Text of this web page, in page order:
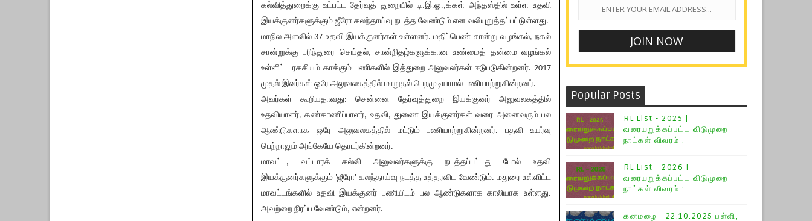
கல்வித்துறைக்கு உட்பட்ட தேர்வுத் துறையில் டி.இ.ஓ.,க்கள் அந்தஸ்தில் உள்ள உதவி
இயக்குனர்களுக்கும் ஜீரோ கலந்தாய்வு நடத்த வேண்டும் என வலியுறுத்தப்பட்டுள்ளது.
மாநில அளவில் 37 உதவி இயக்குனர்கள் உள்ளனர். மதிப்பெண் சான்று வழங்கல், நகல்
சான்றுக்கு பரிந்துரை செய்தல், சான்றிதழ்களுக்கான உண்மைத் தன்மை வழங்கல்
உள்ளிட்ட ரகசியம் காக்கும் பணிகளில் இத்துறை அலுவலர்கள் ஈடுபடுகின்றனர். 2017
முதல் இவர்கள் ஒரே அலுவலகத்தில் மாறுதல் பெறமுடியாமல் பணியாற்றுகின்றனர்.
அவர்கள் கூறியதாவது: சென்னை தேர்வுத்துறை இயக்குனர் அலுவலகத்தில்
உதவியாளர், கண்காணிப்பாளர், உதவி, துணை இயக்குனர்கள் வரை அனைவரும் பல
ஆண்டுகளாக ஒரே அலுவலகத்தில் மட்டும் பணியாற்றுகின்றனர். பதவி உயர்வு
பெற்றாலும் அங்கேயே தொடர்கின்றனர்.
மாவட்ட, வட்டாரக் கல்வி அலுவலர்களுக்கு நடத்தப்பட்டது போல் உதவி
இயக்குனர்களுக்கும் 'ஜீரோ' கலந்தாய்வு நடத்த உத்தரவிட வேண்டும். மதுரை உள்ளிட்ட
மாவட்டங்களில் உதவி இயக்குனர் பணியிடம் பல ஆண்டுகளாக காலியாக உள்ளது.
அவற்றை நிரப்ப வேண்டும், என்றனர்.
Popular Posts
RL List - 2025 |
வரையறுக்கப்பட்ட விடுமுறை
நாட்கள் விவரம் :
RL List - 2026 |
வரையறுக்கப்பட்ட விடுமுறை
நாட்கள் விவரம் :
கனமழை - 22.10.2025 பள்ளி,